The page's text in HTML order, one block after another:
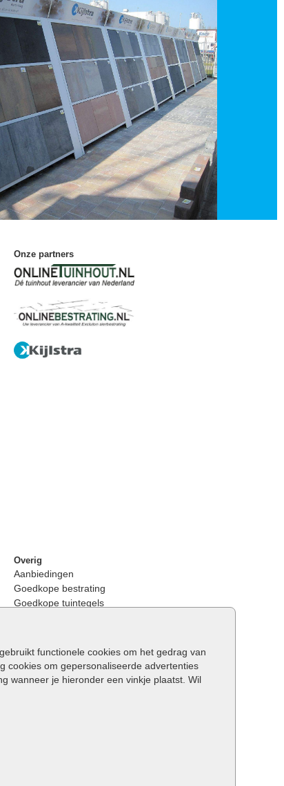
gebruikt functionele cookies om het gedrag van
cookies om gepersonaliseerde advertenties
wanneer je hieronder een vinkje plaatst. Wil
Onze partners
Overig
Aanbiedingen
Goedkope bestrating
Goedkope tuintegels
Opsluitbanden plaatsen
Keerwanden
Traptreden tuin